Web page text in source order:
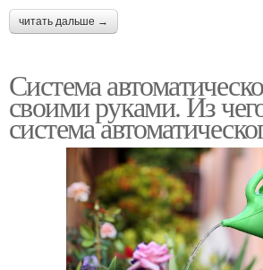
читать дальше →
Система
своими руками. Из
система